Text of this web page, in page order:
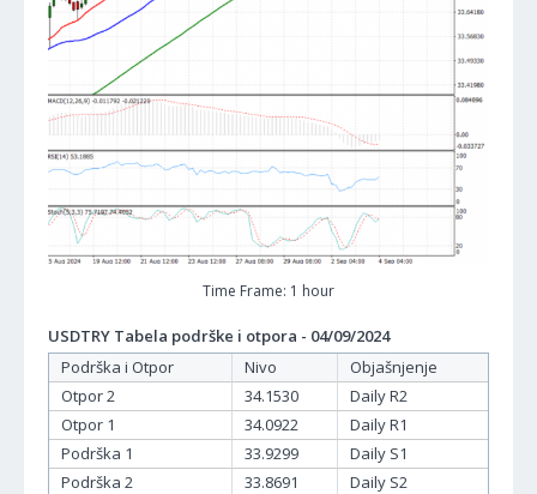
Time Frame: 1 hour
USDTRY Tabela podrške i otpora - 04/09/2024
Podrška i Otpor
Nivo
Objašnjenje
Otpor 2
34.1530
Daily R2
Otpor 1
34.0922
Daily R1
Podrška 1
33.9299
Daily S1
Podrška 2
33.8691 Daily S2